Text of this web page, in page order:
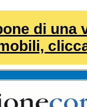
di una